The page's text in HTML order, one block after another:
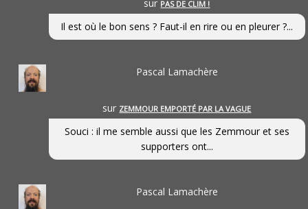
sur PAS DE CLIM !
Il est où le bon sens ? Faut-il en rire ou en pleurer ?...
Pascal Lamachère
sur ZEMMOUR EMPORTÉ PAR LA VAGUE
Souci : il me semble aussi que les Zemmour et ses
supporters ont...
Pascal Lamachère